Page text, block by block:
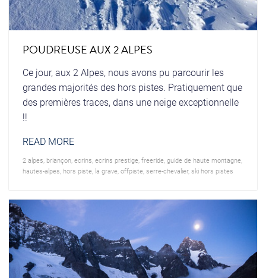
POUDREUSE AUX 2 ALPES
Ce jour, aux 2 Alpes, nous avons pu parcourir les
grandes majorités des hors pistes. Pratiquement que
des premières traces, dans une neige exceptionnelle
!!
READ MORE
2 alpes, briançon, ecrins, ecrins prestige, freeride, guide de haute montagne,
hautes-alpes, hors piste, la grave, offpiste, serre-chevalier, ski hors pistes